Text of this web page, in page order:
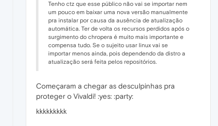
Tenho ctz que esse público não vai se importar nem
um pouco em baixar uma nova versão manualmente
pra instalar por causa da ausência de atualização
automática. Ter de volta os recursos perdidos após o
surgimento do chropera é muito mais importante e
compensa tudo. Se o sujeito usar linux vai se
importar menos ainda, pois dependendo da distro a
atualização será feita pelos repositórios.
Começaram a chegar as desculpinhas pra
proteger o Vivaldi! :yes: :party:
kkkkkkkkk